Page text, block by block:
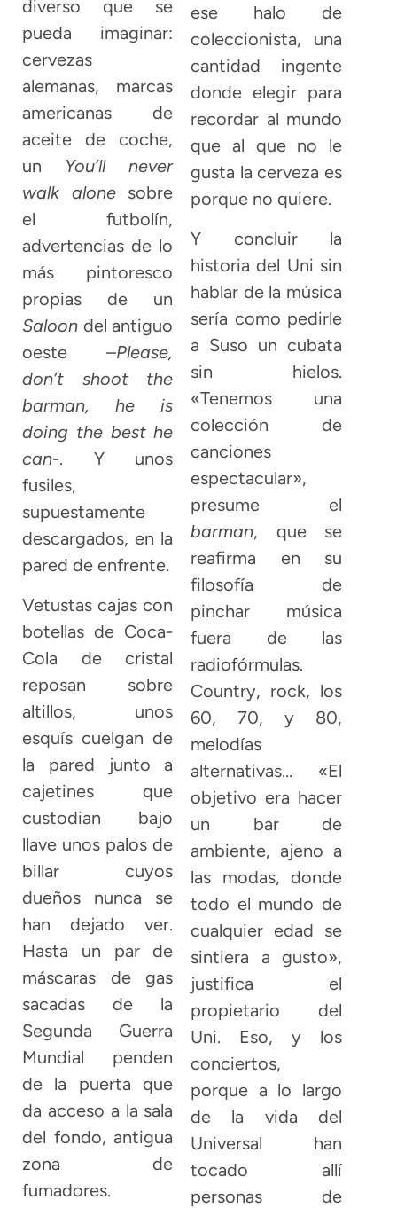
diverso que se
pueda imaginar:
cervezas
alemanas, marcas
americanas de
aceite de coche,
un You’ll never
walk alonesobre
el futbolín,
advertencias de lo
más pintoresco
propias de un
Saloon del antiguo
oeste –Please,
don’t shoot the
barman, he is
doing the best he
can-. Y unos
fusiles,
supuestamente
descargados, en la
pared de enfrente.
Vetustas cajas con
botellas de Coca-
Cola de cristal
reposan sobre
altillos, unos
esquís cuelgan de
la pared junto a
cajetines que
custodian bajo
llave unos palos de
billar cuyos
dueños nunca se
han dejado ver.
Hasta un par de
máscaras de gas
sacadas de la
Segunda Guerra
Mundial penden
de la puerta que
da acceso a la sala
del fondo, antigua
zona de
fumadores.
ese halo de
coleccionista, una
cantidad ingente
donde elegir para
recordar al mundo
que al que no le
gusta la cerveza es
porque no quiere.
Y concluir la
historia del Uni sin
hablar de la música
sería como pedirle
a Suso un cubata
sin hielos.
«Tenemos una
colección de
canciones
espectacular»,
presume el
barman, que se
reafirma en su
filosofía de
pinchar música
fuera de las
radiofórmulas.
Country, rock, los
60, 70, y 80,
melodías
alternativas… «El
objetivo era hacer
un bar de
ambiente, ajeno a
las modas, donde
todo el mundo de
cualquier edad se
sintiera a gusto»,
justifica el
propietario del
Uni. Eso, y los
conciertos,
porque a lo largo
de la vida del
Universal han
tocado allí
personas de